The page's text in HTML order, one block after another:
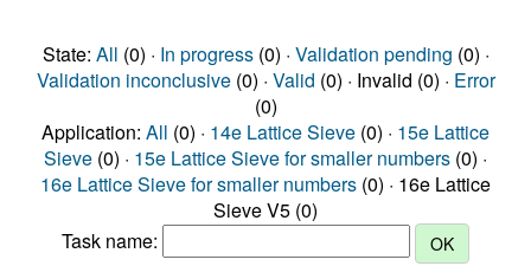
State: All (0) · In progress(0) · Validation pending (0) ·
Validation inconclusive(0) · Valid (0) · Invalid (0) · Error
(0)
Application: All (0) · 14e Lattice Sieve (0) · 15e Lattice
Sieve (0) · 15e Lattice Sieve for smaller numbers (0) ·
16e Lattice Sieve for smaller numbers (0) · 16e Lattice
Sieve V5 (0)
Task name: